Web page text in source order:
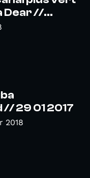
Dear //...
29 01 2017
2018